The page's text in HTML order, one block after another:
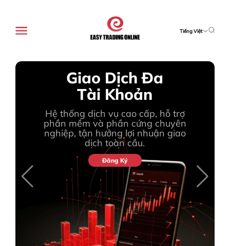
Tiếng Việt
Đột Phá Quản Lý Quỹ
nhanh chóng trong tầm tay
Đăng Ký
Giao Dịch Đa
Tài Khoản
Hệ thống dịch vụ cao cấp, hỗ trợ
phần mềm và phần cứng chuyên
nghiệp, tận hưởng lợi nhuận giao
dịch toàn cầu.
Đăng Ký
Ngoại Hối, Hàng
hóa, Chỉ số, Cổ
phiếu và Tiền điện
Nhà Giao Dịch
Chuyên Nghiệp Dẫn
Đầu Công Nghệ